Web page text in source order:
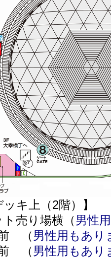
ッキ上（2階）】
売り場横（男性
（男性用もあり
（男性用もあり